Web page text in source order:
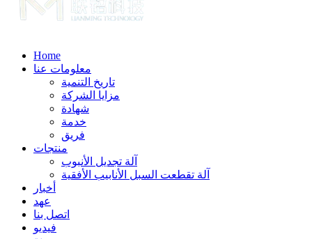
Home
معلومات عنا
تاريخ التنمية
مزايا الشركة
شهادة
خدمة
فريق
منتجات
آلة تجديل الأنبوب
آلة تقطعت السبل الأنابيب الأفقية
أخبار
عهد
اتصل بنا
فيديو